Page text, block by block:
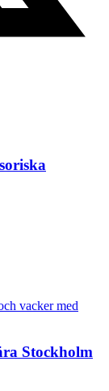
Stockholm